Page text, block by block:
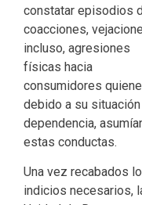
constatar episodios
coacciones,
incluso, agresiones
físicas hacia
consumidores
debido a su
dependencia,
estas conductas.
Una vez recabados
indicios necesarios,